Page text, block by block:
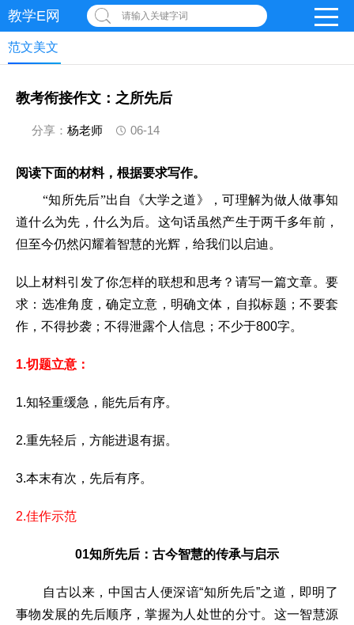
教学E网 请输入关键字词
范文美文
教考衔接作文：之所先后
分享： 杨老师 06-14
阅读下面的材料，根据要求写作。
“知所先后”出自《大学之道》，可理解为做人做事知
道什么为先，什么为后。这句话虽然产生于两千多年前，
但至今仍然闪耀着智慧的光辉，给我们以启迪。
以上材料引发了你怎样的联想和思考？请写一篇文章。要
求：选准角度，确定立意，明确文体，自拟标题；不要套
作，不得抄袭；不得泄露个人信息；不少于800字。
1.切题立意：
1.知轻重缓急，能先后有序。
2.重先轻后，方能进退有据。
3.本末有次，先后有序。
2.佳作示范
01知所先后：古今智慧的传承与启示
自古以来，中国古人便深谙“知所先后”之道，即明了
事物发展的先后顺序，掌握为人处世的分寸。这一智慧源